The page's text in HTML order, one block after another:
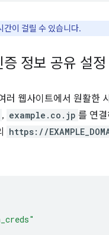
이 걸릴 수 있습니다.
정보 공유 설정
웹사이트에서 원활한
, example.co.jp 를 연
https://